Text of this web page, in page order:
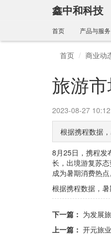
鑫中和科技
首页 产品与服务
首页 商业动
旅游
2023-08-27 10:12
根据携程数据
8月25日，携程发
长，出境游复苏
成为暑期消费热点
根据携程数据，
下一篇： 为发展
上一篇： 开元旅